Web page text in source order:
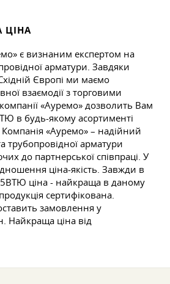
ЦІНА
є визнаним експертом на
арматури. Завдяки
Європі ми маємо
взаємодії з торговими
«Ауремо» дозволить Вам
в будь-якому асортименті
«Ауремо» – надійний
трубопровідної арматури
до партнерської співпраці. У
ціна-якість. Завжди в
ціна - найкраща в даному
сертифікована.
замовлення у
Найкраща ціна від